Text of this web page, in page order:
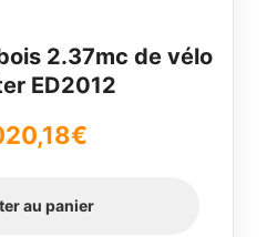
2.37mc de vélo
ED2012
€
au panier